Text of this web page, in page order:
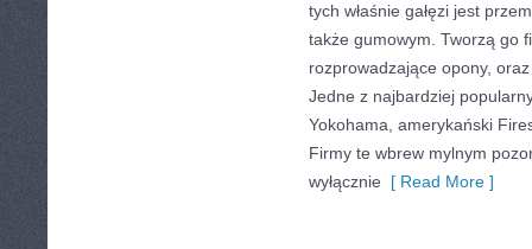
tych właśnie gałęzi jest
także gumowym. Tworzą go
rozprowadzające opony,
Jedne z najbardziej
Yokohama, amerykański
Firmy te wbrew mylnym
wyłącznie [ Read More ]